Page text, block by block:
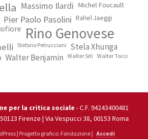
Massimo Ilardi Michel Foucault
Pier Paolo Pasolini Rahel Jaeggi
Rino Genovese
Stefano Petrucciani
Stela Xhunga
Walter Benjamin Walter Siti Walter Tocci
per la critica sociale - C.F. 94243400481
Firenze | Via Vespucci 38, 00153 Roma
| Progetto grafico: Fondazione | Accedi